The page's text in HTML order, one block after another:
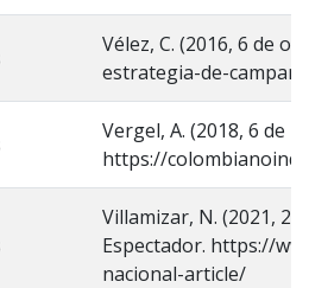
Vélez, C. (2016, 6 de
estrategia-de-
Vergel, A. (2018, 6 de
https://
Villamizar, N. (2021,
Espectador. https://
nacional-article/